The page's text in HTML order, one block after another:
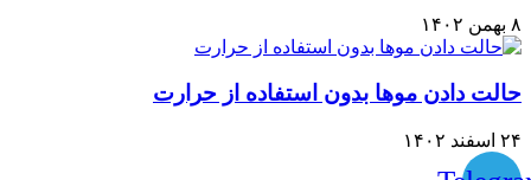
۸ بهمن ۱۴۰۲
حالت دادن موها بدون استفاده از حرارت
۲۴ اسفند ۱۴۰۲